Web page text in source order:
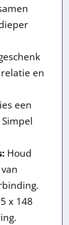
en
een
Houd
x 148